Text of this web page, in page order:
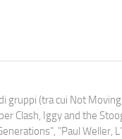
(tra cui Not
Clash, Iggy and the
"Paul Weller,